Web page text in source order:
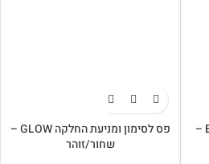
פס לסימון ומניעת החלקה EAG –
פס לסימון ומניעת החלקה GLOW –
שחור/זוהר